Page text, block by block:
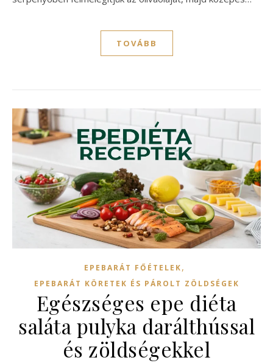
TOVÁBB
EPEBARÁT FŐÉTELEK,
EPEBARÁT KÖRETEK ÉS PÁROLT ZÖLDSÉGEK
Egészséges epe diéta
saláta pulyka darálthússal
és zöldségekkel